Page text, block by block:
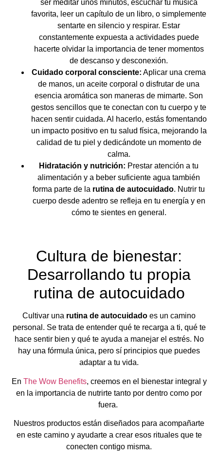
ser meditar unos minutos, escuchar tu música
favorita, leer un capítulo de un libro, o simplemente
sentarte en silencio y respirar. Estar
constantemente expuesta a actividades puede
hacerte olvidar la importancia de tener momentos
de descanso y desconexión.
Cuidado corporal consciente: Aplicar una crema
de manos, un aceite corporal o disfrutar de una
esencia aromática son maneras de mimarte. Son
gestos sencillos que te conectan con tu cuerpo y te
hacen sentir cuidada. Al hacerlo, estás fomentando
un impacto positivo en tu salud física, mejorando la
calidad de tu piel y dedicándote un momento de
calma.
Hidratación y nutrición: Prestar atención a tu
alimentación y a beber suficiente agua también
forma parte de la rutina de autocuidado. Nutrir tu
cuerpo desde adentro se refleja en tu energía y en
cómo te sientes en general.
Cultura de bienestar:
Desarrollando tu propia
rutina de autocuidado
Cultivar una rutina de autocuidado es un camino
personal. Se trata de entender qué te recarga a ti, qué te
hace sentir bien y qué te ayuda a manejar el estrés. No
hay una fórmula única, pero sí principios que puedes
adaptar a tu vida.
En The Wow Benefits, creemos en el bienestar integral y
en la importancia de nutrirte tanto por dentro como por
fuera.
Nuestros productos están diseñados para acompañarte
en este camino y ayudarte a crear esos rituales que te
conecten contigo misma.